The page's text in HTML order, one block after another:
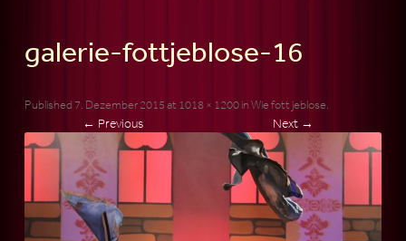
galerie-fottjeblose-16
Published 7. Dezember 2015at 1018 × 1200inWie fott jeblose.
← Previous
Next →